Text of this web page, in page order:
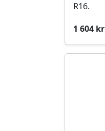
R16.
1 604 kr